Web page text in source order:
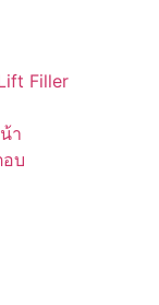
Filler
า
บ